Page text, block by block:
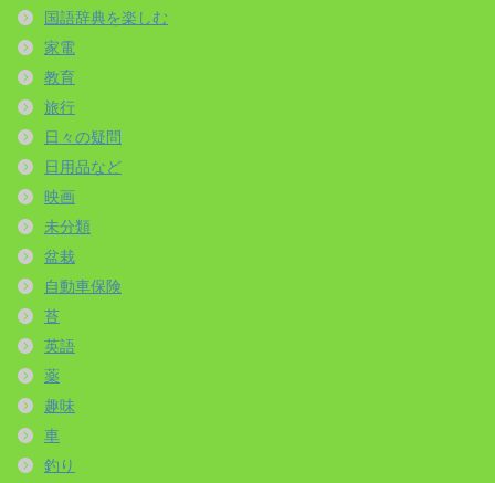
国語辞典を楽しむ
家電
教育
旅行
日々の疑問
日用品など
映画
未分類
盆栽
自動車保険
苔
英語
薬
趣味
車
釣り